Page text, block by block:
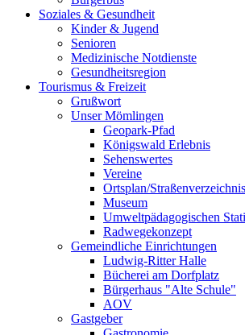
Soziales & Gesundheit
Kinder & Jugend
Senioren
Medizinische Notdienste
Gesundheitsregion
Tourismus & Freizeit
Grußwort
Unser Mömlingen
Geopark-Pfad
Königswald Erlebnis
Sehenswertes
Vereine
Ortsplan/Straßenverzeichnis
Museum
Umweltpädagogischen
Radwegekonzept
Gemeindliche Einrichtungen
Ludwig-Ritter Halle
Bücherei am Dorfplatz
Bürgerhaus "Alte Schule"
AOV
Gastgeber